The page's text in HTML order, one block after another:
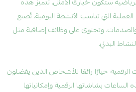
التي تناسب الأنشطة اليومية. تُصنع
وتحتوي على وظائف إضافية مثل
البدني.
الرقمية خيارًا رائعًا للأشخاص الذين يفضلون
الساعات بشاشاتها الرقمية وإمكانياتها